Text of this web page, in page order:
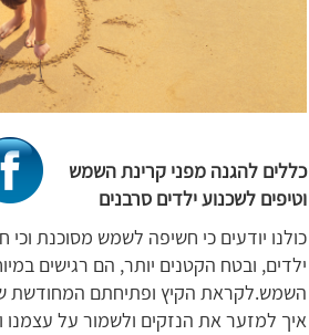
כללים להגנה מפני קרינת השמש
וטיפים לשכנוע ילדים סרבנים
כולנו יודעים כי חשיפה לשמש מסוכנת וכי
ילדים, ובטח הקטנים יותר, הם רגישים
השמש.לקראת הקיץ ופתיחתם המחודשת
איך למזער את הנזקים ולשמור על עצמנו